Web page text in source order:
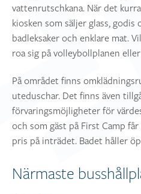
vattenrutschkana. När det
kiosken som säljer glass, godis
badleksaker och enklare mat.
roa sig på volleybollplanen
På området finns
uteduschar. Det finns även
förvaringsmöjligheter för
och som gäst på First Camp
pris på inträdet. Badet håller
Närmaste